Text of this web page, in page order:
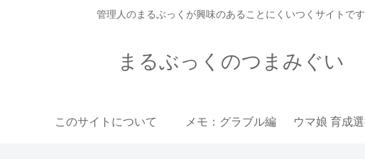
管理人のまるぶっくが興味のあることにくいつくサイトです
まるぶっくのつまみぐい
このサイトについて メモ：グラブル編